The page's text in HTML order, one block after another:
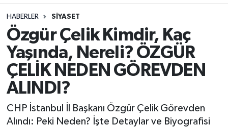
HABERLER SIYASET
Özgür Çelik Kimdir, Kaç
Yaşında, Nereli? ÖZGÜR
ÇELİK NEDEN GÖREVDEN
ALINDI?
CHP İstanbul İl Başkanı Özgür Çelik Görevden
Alındı: Peki Neden? İşte Detaylar ve Biyografisi
Esnaf Diyor ki;
ASAYİŞ
BİLİM VE TEKNOLOJİ
EĞİTİM
Isparta Trafik Yoğunluk Haritası
Süper Lig Puan Durumu ve Fikstür
Tüm Manşetler
Son Dakika Haberleri